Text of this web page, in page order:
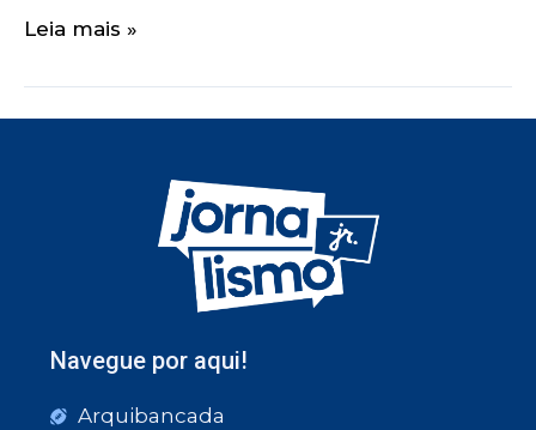
Leia mais »
Navegue por aqui!
Arquibancada